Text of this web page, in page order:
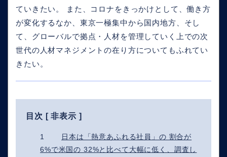
ていきたい。 また、コロナをきっかけとして、働き方
が変化するなか、東京一極集中から国内地方、そし
て、グローバルで拠点・人材を管理していく上での次
世代の人材マネジメントの在り方についてもふれてい
きたい。
目次 [非表示 ]
1
日本は「熱意あふれる社員」の 割合が
6%で米国の 32%と比べて大幅に低く、調査し